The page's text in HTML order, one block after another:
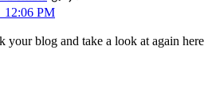
12:06 PM
your blog and take a look at again here